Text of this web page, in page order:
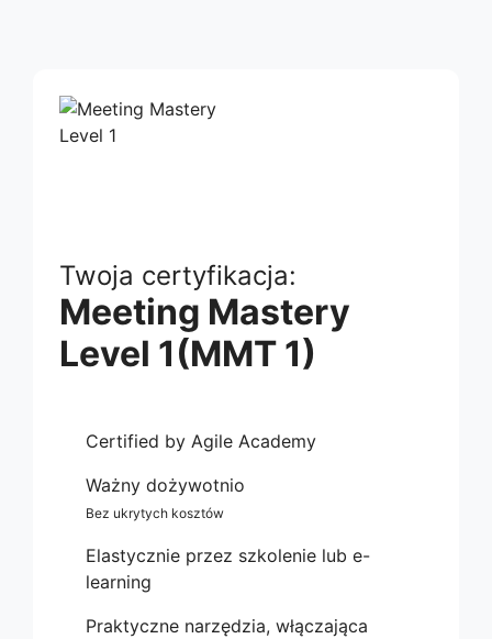
Twoja certyfikacja:
Meeting Mastery
Level 1(MMT 1)
Certified by Agile Academy
Ważny dożywotnio
Bez ukrytych kosztów
Elastycznie przez szkolenie lub e-
learning
Praktyczne narzędzia, włączająca